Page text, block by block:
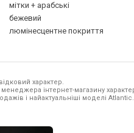
мітки + арабські
бежевий
люмінесцентне покриття
характер.
інтернет-магазину
і найактуальніші моделі Atlantic.